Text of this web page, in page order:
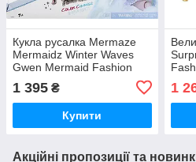
Кукла русалка Mermaze
Mermaidz Winter Waves
Gwen Mermaid Fashion
1 395 ₴
Купити
1
Акційні пропозиції та